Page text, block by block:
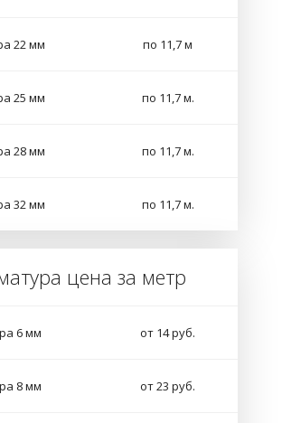
22 мм по 11,7 м
25 мм по 11,7 м.
28 мм по 11,7 м.
32 мм по 11,7 м.
цена за метр
6 мм от 14 руб.
8 мм от 23 руб.